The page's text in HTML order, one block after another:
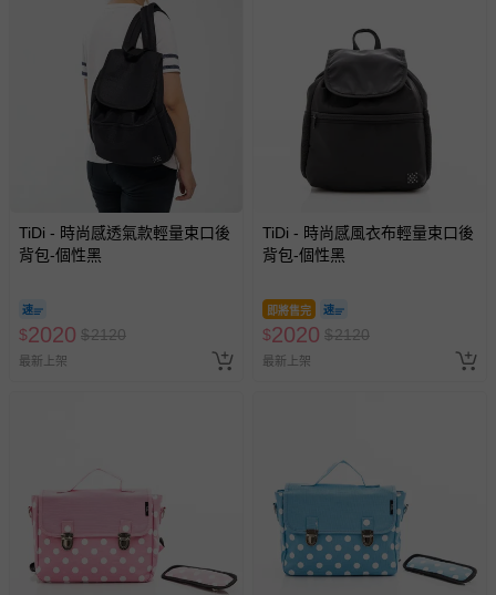
TiDi - 時尚感透氣款輕量束口後
背包-個性黑
$2020 $2120
最新上架
TiDi - 時尚感風衣布輕量束口後
背包-個性黑
即將售完
$2020 $2120
最新上架